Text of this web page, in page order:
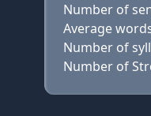
Number of
Average
Number of
Number of